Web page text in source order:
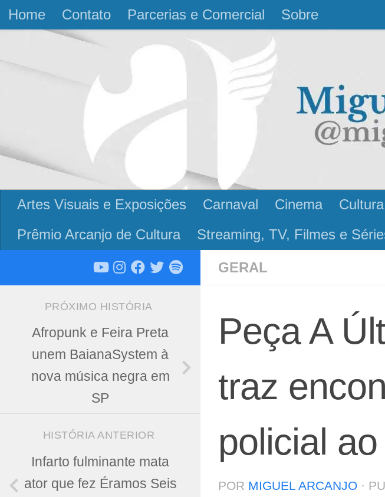
Skip to content
Home Contato Parcerias e Comercial Sobre
Artes Visuais e Exposições Carnaval Cinema Cultura
Prêmio Arcanjo de Cultura
Streaming, TV, Filmes e
GERAL
Peça A
traz
policial
POR MIGUEL ARCANJO ·
PRÓXIMO HISTÓRIA
Afropunk e Feira Preta
unem BaianaSystem à
nova música negra em
SP
HISTÓRIA ANTERIOR
Infarto fulminante mata
ator que fez Éramos Seis